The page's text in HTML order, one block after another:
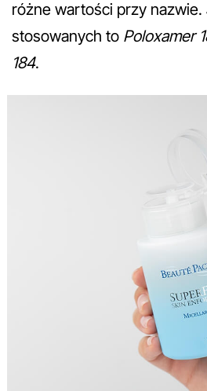
różne wartości przy
stosowanych to Poloxamer
184.